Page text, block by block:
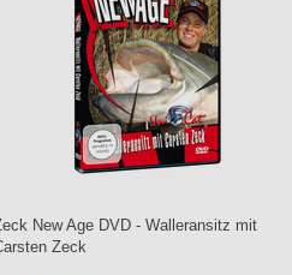
New Age DVD - Walleransitz mit
Zeck